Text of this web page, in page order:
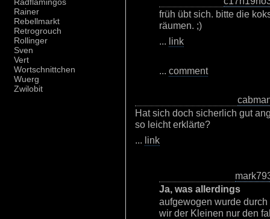
Rainer
Rebellmarkt
Retrogrouch
Rollinger
Sven
Vert
Wortschnittchen
Wuerg
Zwilobit
früh übt sich. bitte die
räumen. ;)
... link
... comment
Hat sich doch sicherlich gut
so leicht erklärte?
... link
Ja, was allerdings
aufgewogen wurde
wir der Kleinen nur den